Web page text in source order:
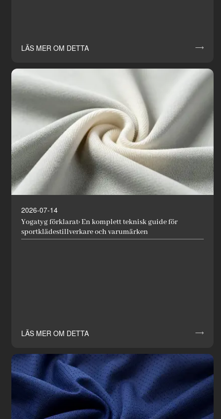
LÄS MER OM DETTA 
2026-07-14
Yogatyg förklarat: En komplett teknisk guide för
sportklädestillverkare och varumärken
LÄS MER OM DETTA 